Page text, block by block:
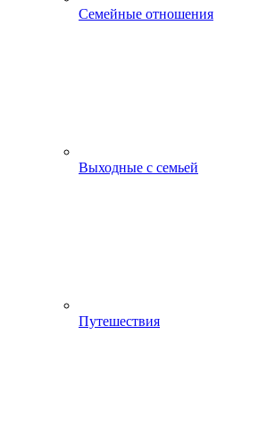
Семейные отношения
Выходные с семьей
Путешествия